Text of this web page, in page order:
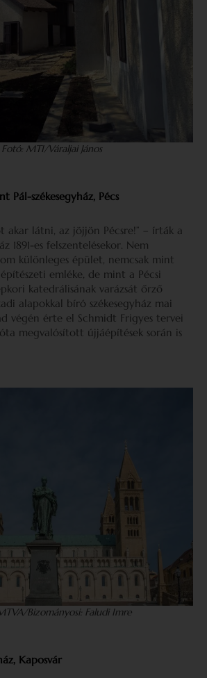
Fotó: MTI/Váraljai János
Pál-székesegyház, Pécs
akar látni, az jöjjön Pécsre!” – írták a
1891-es felszentelésekor. Nem
különleges épület, nemcsak mint
emléke, de mint a Pécsi
katedrálisának varázsát őrző
alapokkal bíró székesegyház mai
végén érte el Schmidt Frigyes tervei
megvalósított újjáépítések során is
Bizományosi: Faludi Imre
Kaposvár